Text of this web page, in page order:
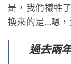
是，我們犧牲
換來的是…嗯，
過去兩